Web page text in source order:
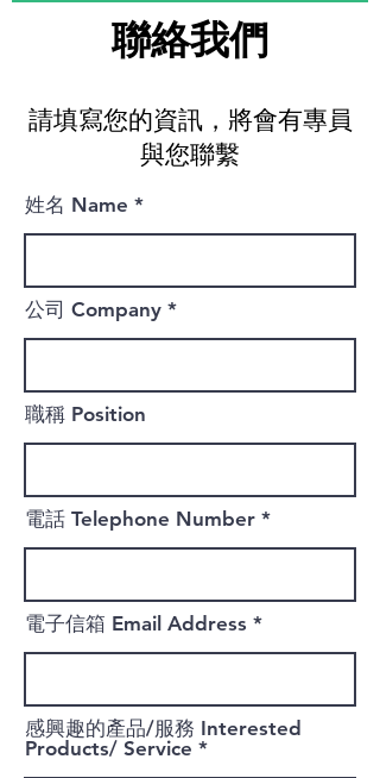
聯絡我們
請填寫您的資訊，將會有專員
與您聯繫
姓名 Name
公司 Company
職稱 Position
電話 Telephone Number
電子信箱 Email Address
感興趣的產品/服務 Interested
Products/ Service